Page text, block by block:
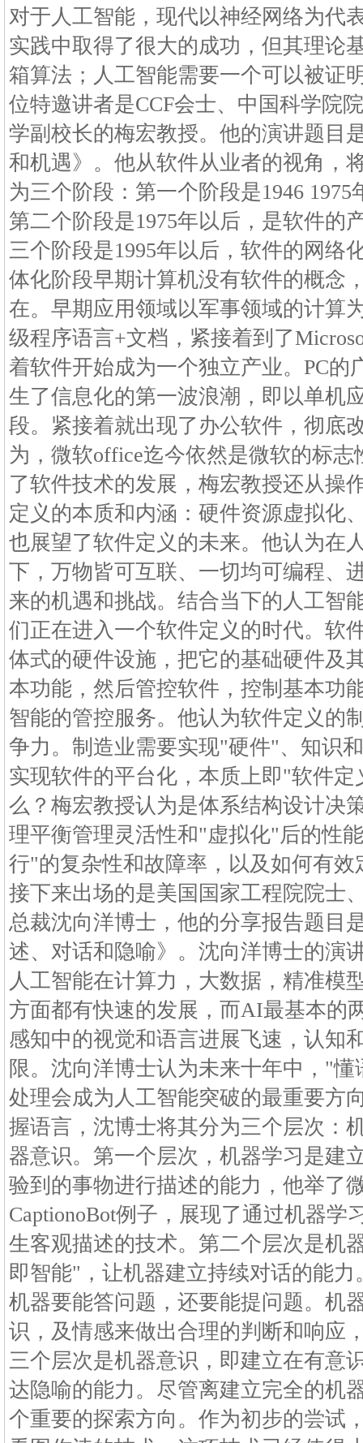
对于人工智能，现代以神经网络为代
实践中取得了很大的成功，但其理论
箱算法；人工智能需要一个可以被证
位特邀讲者是CCF会士、中国科学院
学副校长的梅宏教授。他的演讲题目
和机遇》。他从软件从业者的视角，
为三个阶段：第一个阶段是1946
第二个阶段是1975年以后，是软件的
三个阶段是1995年以后，软件的网络
体化阶段早期计算机没有软件的概念
在。早期应用领域以军事领域的计算
级程序语言+文档，紧接着到了
着软件开始成为一个独立产业。PC的
生了信息化的第一波浪潮，即以单机
段。紧接着就出现了办公软件，彻底
为，微软office迄今依然是微软的标
了软件技术的发展，梅宏教授还从操
定义的本质和内涵：硬件资源虚拟化
也展望了软件定义的未来。他认为在
下，万物皆可互联、一切均可编程、
来的机遇和挑战。结合当下的人工智
们正在进入一个软件定义的时代。软
体式的硬件设施，把它的基础硬件及
本功能，然后管控软件，控制基本功
智能的管控服务。他认为软件定义的
争力。制造业需要实现"硬件"、知识
实现软件的平台化，本质上即"软件
么？梅宏教授认为是体系结构设计决
理平衡管理灵活性和"虚拟化"后的性
行"的复杂性和故障率，以及如何有
接下来出场的是美国国家工程院院士
总裁沈向洋博士，他的分享报告题目
述、对话和隐喻》。沈向洋博士的演
人工智能在计算力，大数据，精准模
方面都有快速的发展，而AI最基本的
感知中的视觉和语言进展飞速，认知
限。沈向洋博士认为未来十年中，"
处理会成为人工智能突破的最重要方
握语言，沈博士将其分为三个层次：
器意识。第一个层次，机器学习是建
验到的事物进行描述的能力，他举了
CaptionoBot例子，展现了通过机器学
生客观描述的技术。第二个层次是机
即智能"，让机器建立持续对话的能
机器要能答问题，还要能提问题。机
识，及情感来做出合理的判断和响应
三个层次是机器意识，即建立在有意
达隐喻的能力。尽管离建立完全的机
个重要的探索方向。作为初步的尝试